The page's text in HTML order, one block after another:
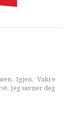
Igjen. Vakre
Jeg savner deg